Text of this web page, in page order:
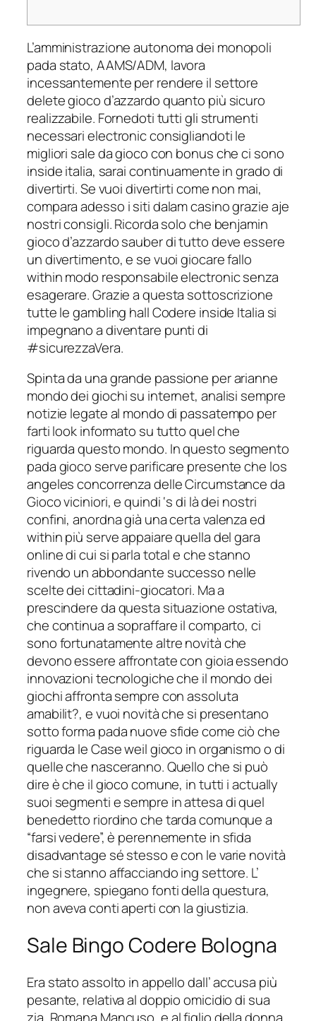
L’amministrazione autonoma dei monopoli
pada stato, AAMS/ADM, lavora
incessantemente per rendere il settore
delete gioco d’azzardo quanto più sicuro
realizzabile. Fornedoti tutti gli strumenti
necessari electronic consigliandoti le
migliori sale da gioco con bonus che ci sono
inside italia, sarai continuamente in grado di
divertirti. Se vuoi divertirti come non mai,
compara adesso i siti dalam casino grazie aje
nostri consigli. Ricorda solo che benjamin
gioco d’azzardo sauber di tutto deve essere
un divertimento, e se vuoi giocare fallo
within modo responsabile electronic senza
esagerare. Grazie a questa sottoscrizione
tutte le gambling hall Codere inside Italia si
impegnano a diventare punti di
#sicurezzaVera.
Spinta da una grande passione per arianne
mondo dei giochi su internet, analisi sempre
notizie legate al mondo di passatempo per
farti look informato su tutto quel che
riguarda questo mondo. In questo segmento
pada gioco serve parificare presente che los
angeles concorrenza delle Circumstance da
Gioco viciniori, e quindi ‘s di là dei nostri
confini, anordna già una certa valenza ed
within più serve appaiare quella del gara
online di cui si parla total e che stanno
rivendo un abbondante successo nelle
scelte dei cittadini-giocatori. Ma a
prescindere da questa situazione ostativa,
che continua a sopraffare il comparto, ci
sono fortunatamente altre novità che
devono essere affrontate con gioia essendo
innovazioni tecnologiche che il mondo dei
giochi affronta sempre con assoluta
amabilit?, e vuoi novità che si presentano
sotto forma pada nuove sfide come ciò che
riguarda le Case weil gioco in organismo o di
quelle che nasceranno. Quello che si può
dire è che il gioco comune, in tutti i actually
suoi segmenti e sempre in attesa di quel
benedetto riordino che tarda comunque a
“farsi vedere”, è perennemente in sfida
disadvantage sé stesso e con le varie novità
che si stanno affacciando ing settore. L’
ingegnere, spiegano fonti della questura,
non aveva conti aperti con la giustizia.
Sale Bingo Codere Bologna
Era stato assolto in appello dall’ accusa più
pesante, relativa al doppio omicidio di sua
zia, Romana Mancuso, e al figlio della donna,